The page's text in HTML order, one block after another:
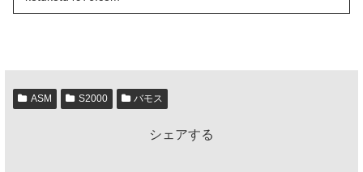
ASM S2000 バモス
シェアする